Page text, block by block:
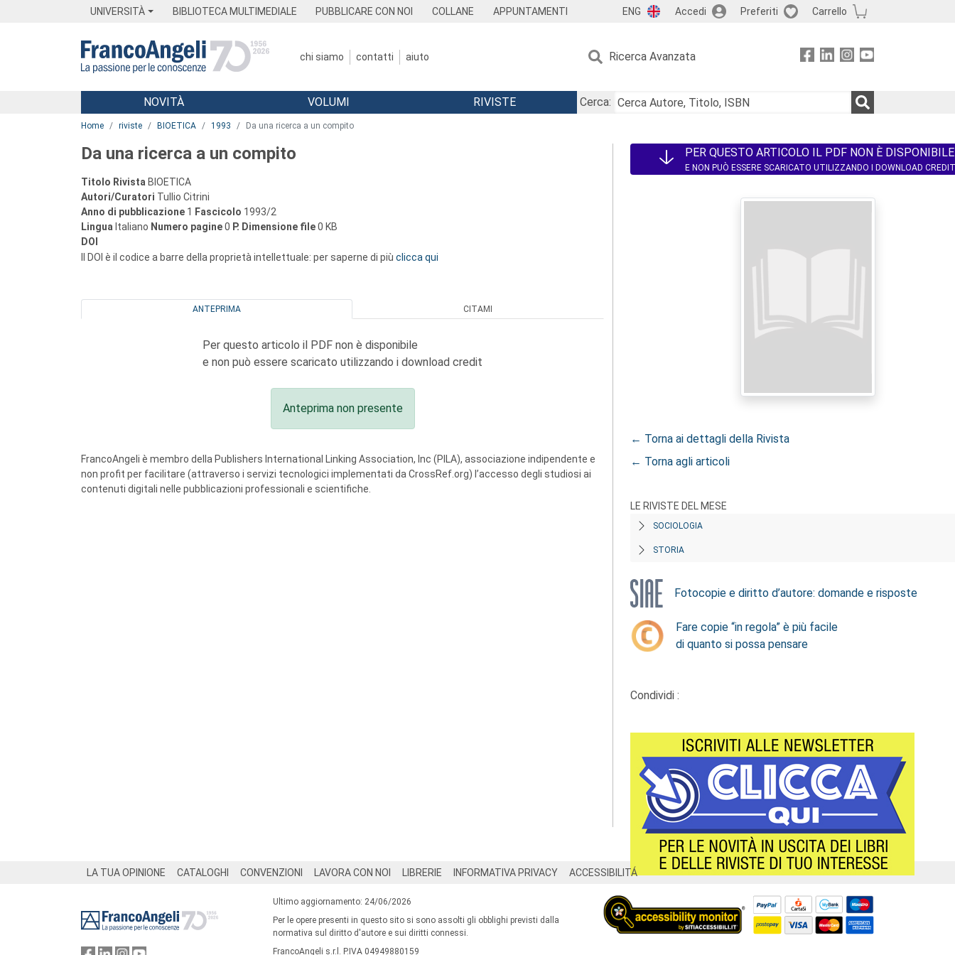
UNIVERSITÀ BIBLIOTECA MULTIMEDIALE PUBBLICARE CON NOI COLLANE APPUNTAMENTI ENG Accedi Preferiti Carrello
chi siamo contatti aiuto Ricerca Avanzata
Menu
NOVITÀ VOLUMI RIVISTE
Cerca:
Home riviste BIOETICA 1993 Da una ricerca a un compito
Da una ricerca a un compito
Titolo Rivista BIOETICA
Autori/Curatori Tullio Citrini
Anno di pubblicazione 1 Fascicolo 1993/2
Lingua Italiano Numero pagine0 P. Dimensione file0 KB
DOI
Il DOI è il codice a barre della proprietà intellettuale: per saperne di più clicca qui
ANTEPRIMA CITAMI
Per questo articolo il PDF non è disponibile
e non può essere scaricato utilizzando i download credit
Anteprima non presente
FrancoAngeli è membro della Publishers International Linking Association, Inc (PILA), associazione indipendente e
non profit per facilitare (attraverso i servizi tecnologici implementati da CrossRef.org) l’accesso degli studiosi ai
contenuti digitali nelle pubblicazioni professionali e scientifiche.
PER QUESTO ARTICOLO IL PDF NON È DISPONIBILE
E NON PUÒ ESSERE SCARICATO UTILIZZANDO I DOWNLOAD CREDIT
← Torna ai dettagli della Rivista
← Torna agli articoli
LE RIVISTE DEL MESE
SOCIOLOGIA
STORIA
Fotocopie e diritto d’autore: domande e risposte
Fare copie “in regola” è più facile
di quanto si possa pensare
Condividi :
LA TUA OPINIONE CATALOGHI CONVENZIONI LAVORA CON NOI LIBRERIE INFORMATIVA PRIVACY ACCESSIBILITÁ
Ultimo aggiornamento: 24/06/2026
Per le opere presenti in questo sito si sono assolti gli obblighi previsti dalla
normativa sul diritto d'autore e sui diritti connessi.
FrancoAngeli s.r.l. P.IVA 04949880159